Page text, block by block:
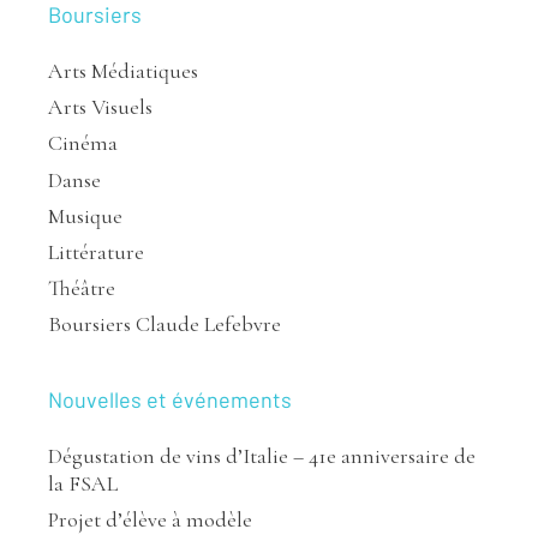
Boursiers
Arts Médiatiques
Arts Visuels
Cinéma
Danse
Musique
Littérature
Théâtre
Boursiers Claude Lefebvre
Nouvelles et événements
Dégustation de vins d’Italie – 41e anniversaire de
la FSAL
Projet d’élève à modèle